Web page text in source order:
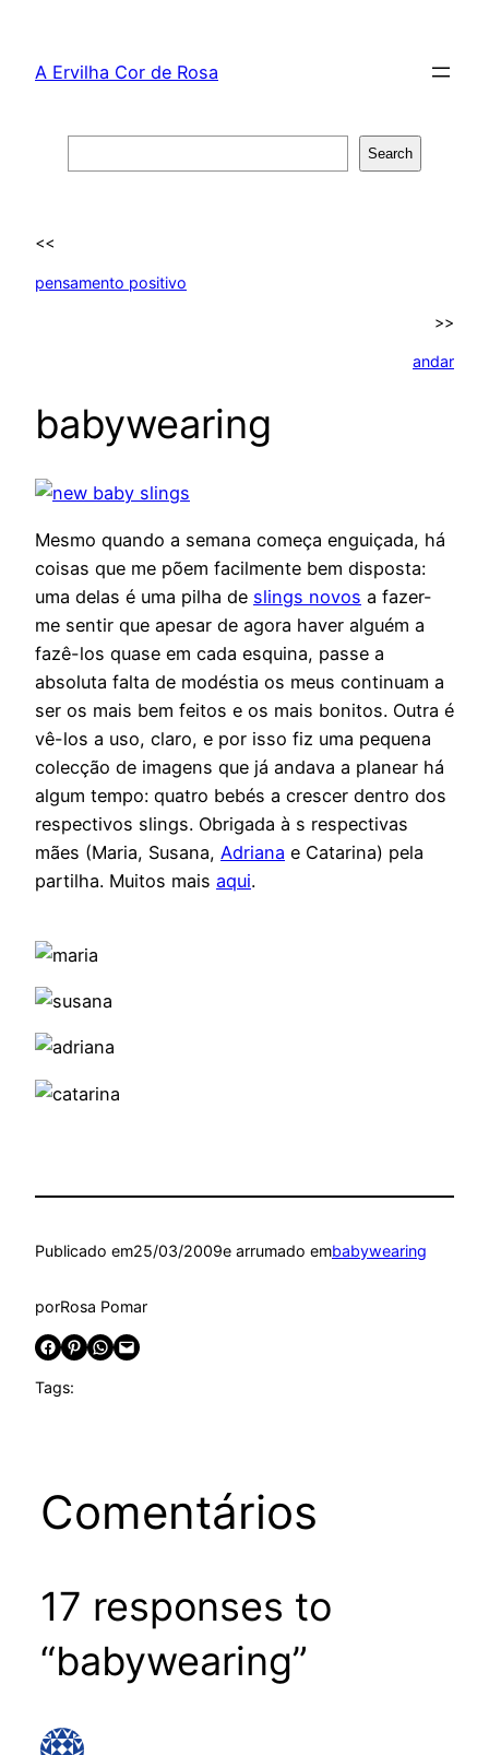
content
A Ervilha Cor de Rosa
Search
<<
pensamento positivo
>>
andar
babywearing
Mesmo quando a semana começa enguiçada, há
coisas que me põem facilmente bem disposta:
uma delas é uma pilha de slings novos a fazer-
me sentir que apesar de agora haver alguém a
fazê-los quase em cada esquina, passe a
absoluta falta de modéstia os meus continuam a
ser os mais bem feitos e os mais bonitos. Outra é
vê-los a uso, claro, e por isso fiz uma pequena
colecção de imagens que já andava a planear há
algum tempo: quatro bebés a crescer dentro dos
respectivos slings. Obrigada à s respectivas
mães (Maria, Susana, Adriana e Catarina) pela
partilha. Muitos mais aqui.
Publicado em25/03/2009e arrumado embabywearing
porRosa Pomar
Share on Facebook Share on Pinterest Share on WhatsApp Email this Page
Tags:
Comentários
17 responses to
“babywearing”